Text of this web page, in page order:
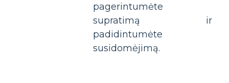
pagerintumėte
supratimą ir
padidintumėte
susidomėjimą.